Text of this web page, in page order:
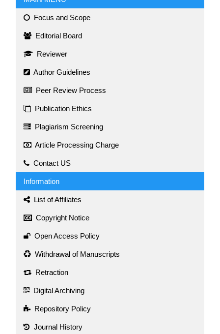
Focus and Scope
Editorial Board
Reviewer
Author Guidelines
Peer Review Process
Publication Ethics
Plagiarism Screening
Article Processing Charge
Contact US
Information
List of Affiliates
Copyright Notice
Open Access Policy
Withdrawal of Manuscripts
Retraction
Digital Archiving
Repository Policy
Journal History